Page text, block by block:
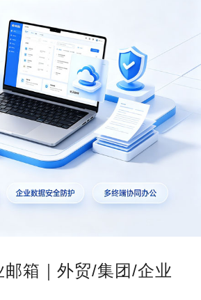
邮箱｜外贸/集团/企业